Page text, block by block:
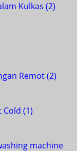
Kulkas (2)
Remot(2)
Cold (1)
machine